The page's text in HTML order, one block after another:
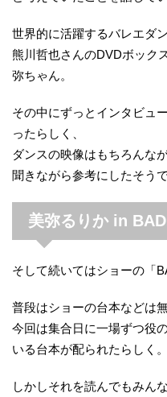
世界的に活躍するバレエダ
熊川哲也さんのDVDボック
弥ちゃん。
その中にずっとインタビュ
ったらしく、
ダンスの映像はもちろんな
聞きながら参考にしたそうで
美弥るりか in
そして続いてはショーの「
普段はショーの台本などは
今回は集合日に一場ずつ役
いる台本が配られたらしく。
しかしそれを読んでもみん